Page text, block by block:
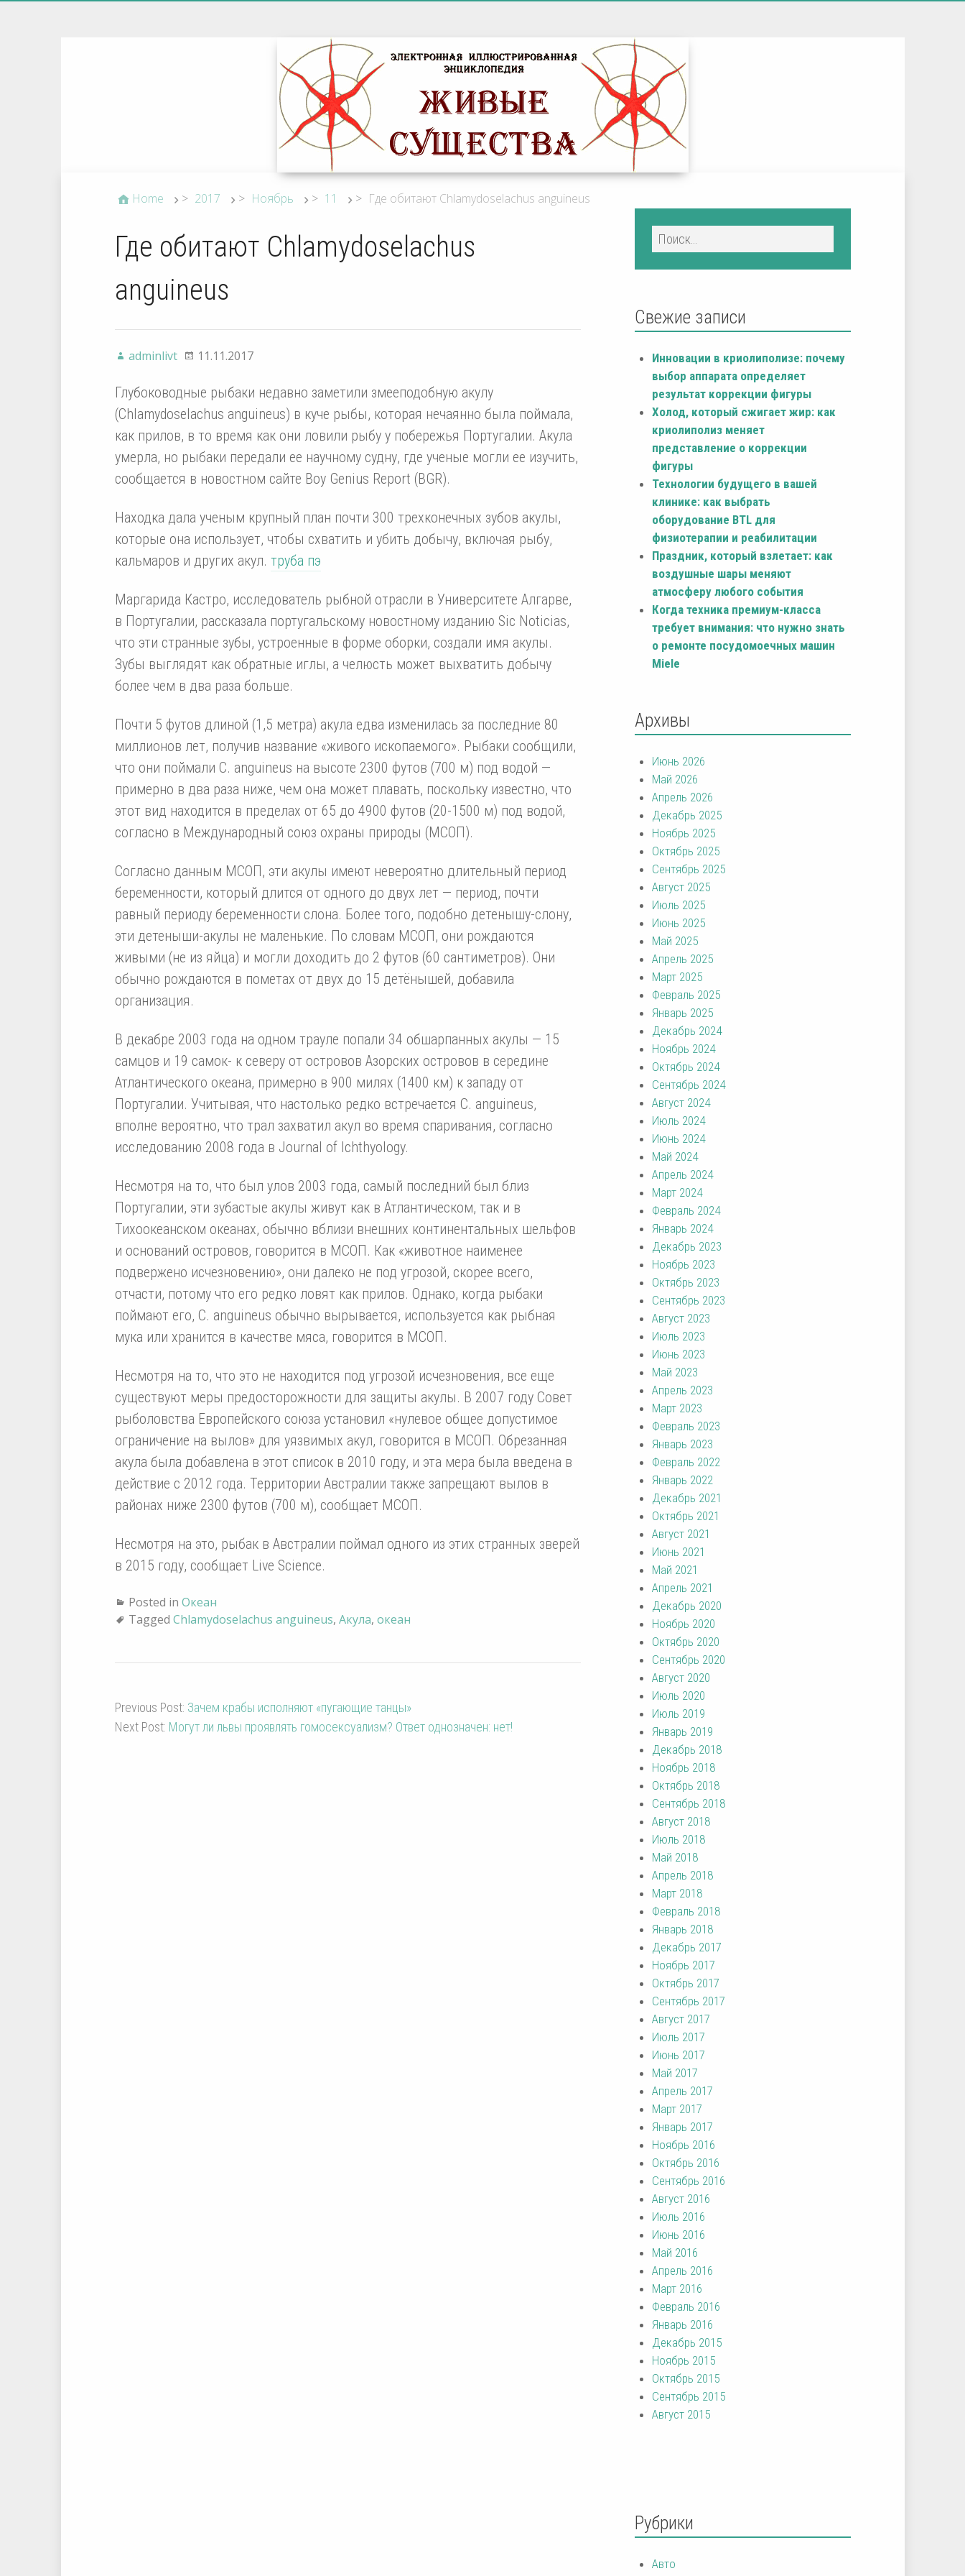
Home > 2017 > Ноябрь > 11 > Где обитают Chlamydoselachus anguineus
Где обитают Chlamydoselachus
anguineus
adminlivt 11.11.2017
Глубоководные рыбаки недавно заметили змееподобную акулу
(Chlamydoselachus anguineus) в куче рыбы, которая нечаянно была поймала,
как прилов, в то время как они ловили рыбу у побережья Португалии. Акула
умерла, но рыбаки передали ее научному судну, где ученые могли ее изучить,
сообщается в новостном сайте Boy Genius Report (BGR).
Находка дала ученым крупный план почти 300 трехконечных зубов акулы,
которые она использует, чтобы схватить и убить добычу, включая рыбу,
кальмаров и других акул. труба пэ
Маргарида Кастро, исследователь рыбной отрасли в Университете Алгарве,
в Португалии, рассказала португальскому новостному изданию Sic Noticias,
что эти странные зубы, устроенные в форме оборки, создали имя акулы.
Зубы выглядят как обратные иглы, а челюсть может выхватить добычу
более чем в два раза больше.
Почти 5 футов длиной (1,5 метра) акула едва изменилась за последние 80
миллионов лет, получив название «живого ископаемого». Рыбаки сообщили,
что они поймали C. anguineus на высоте 2300 футов (700 м) под водой —
примерно в два раза ниже, чем она может плавать, поскольку известно, что
этот вид находится в пределах от 65 до 4900 футов (20-1500 м) под водой,
согласно в Международный союз охраны природы (МСОП).
Согласно данным МСОП, эти акулы имеют невероятно длительный период
беременности, который длится от одного до двух лет — период, почти
равный периоду беременности слона. Более того, подобно детенышу-слону,
эти детеныши-акулы не маленькие. По словам МСОП, они рождаются
живыми (не из яйца) и могли доходить до 2 футов (60 сантиметров). Они
обычно рождаются в пометах от двух до 15 детёнышей, добавила
организация.
В декабре 2003 года на одном трауле попали 34 обшарпанных акулы — 15
самцов и 19 самок- к северу от островов Азорских островов в середине
Атлантического океана, примерно в 900 милях (1400 км) к западу от
Португалии. Учитывая, что настолько редко встречается C. anguineus,
вполне вероятно, что трал захватил акул во время спаривания, согласно
исследованию 2008 года в Journal of Ichthyology.
Несмотря на то, что был улов 2003 года, самый последний был близ
Португалии, эти зубастые акулы живут как в Атлантическом, так и в
Тихоокеанском океанах, обычно вблизи внешних континентальных шельфов
и оснований островов, говорится в МСОП. Как «животное наименее
подвержено исчезновению», они далеко не под угрозой, скорее всего,
отчасти, потому что его редко ловят как прилов. Однако, когда рыбаки
поймают его, C. anguineus обычно вырывается, используется как рыбная
мука или хранится в качестве мяса, говорится в МСОП.
Несмотря на то, что это не находится под угрозой исчезновения, все еще
существуют меры предосторожности для защиты акулы. В 2007 году Совет
рыболовства Европейского союза установил «нулевое общее допустимое
ограничение на вылов» для уязвимых акул, говорится в МСОП. Обрезанная
акула была добавлена ​​в этот список в 2010 году, и эта мера была введена в
действие с 2012 года. Территории Австралии также запрещают вылов в
районах ниже 2300 футов (700 м), сообщает МСОП.
Несмотря на это, рыбак в Австралии поймал одного из этих странных зверей
в 2015 году, сообщает Live Science.
Posted in Океан
Tagged Chlamydoselachus anguineus, Акула, океан
Previous Post: Зачем крабы исполняют «пугающие танцы»
Next Post: Могут ли львы проявлять гомосексуализм? Ответ однозначен: нет!
Свежие записи
Инновации в криолиполизе: почему
выбор аппарата определяет
результат коррекции фигуры
Холод, который сжигает жир: как
криолиполиз меняет
представление о коррекции
фигуры
Технологии будущего в вашей
клинике: как выбрать
оборудование BTL для
физиотерапии и реабилитации
Праздник, который взлетает: как
воздушные шары меняют
атмосферу любого события
Когда техника премиум-класса
требует внимания: что нужно знать
о ремонте посудомоечных машин
Miele
Архивы
Июнь 2026
Май 2026
Апрель 2026
Декабрь 2025
Ноябрь 2025
Октябрь 2025
Сентябрь 2025
Август 2025
Июль 2025
Июнь 2025
Май 2025
Апрель 2025
Март 2025
Февраль 2025
Январь 2025
Декабрь 2024
Ноябрь 2024
Октябрь 2024
Сентябрь 2024
Август 2024
Июль 2024
Июнь 2024
Май 2024
Апрель 2024
Март 2024
Февраль 2024
Январь 2024
Декабрь 2023
Ноябрь 2023
Октябрь 2023
Сентябрь 2023
Август 2023
Июль 2023
Июнь 2023
Май 2023
Апрель 2023
Март 2023
Февраль 2023
Январь 2023
Февраль 2022
Январь 2022
Декабрь 2021
Октябрь 2021
Август 2021
Июнь 2021
Май 2021
Апрель 2021
Декабрь 2020
Ноябрь 2020
Октябрь 2020
Сентябрь 2020
Август 2020
Июль 2020
Июль 2019
Январь 2019
Декабрь 2018
Ноябрь 2018
Октябрь 2018
Сентябрь 2018
Август 2018
Июль 2018
Май 2018
Апрель 2018
Март 2018
Февраль 2018
Январь 2018
Декабрь 2017
Ноябрь 2017
Октябрь 2017
Сентябрь 2017
Август 2017
Июль 2017
Июнь 2017
Май 2017
Апрель 2017
Март 2017
Январь 2017
Ноябрь 2016
Октябрь 2016
Сентябрь 2016
Август 2016
Июль 2016
Июнь 2016
Май 2016
Апрель 2016
Март 2016
Февраль 2016
Январь 2016
Декабрь 2015
Ноябрь 2015
Октябрь 2015
Сентябрь 2015
Август 2015
Рубрики
Авто